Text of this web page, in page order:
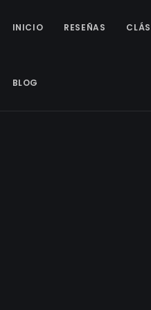
INICIO RESEÑAS
BLOG